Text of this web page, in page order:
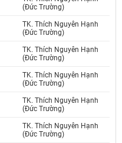
(Đức Trường)
TK. Thích Nguyên Hạnh
(Đức Trường)
TK. Thích Nguyên Hạnh
(Đức Trường)
TK. Thích Nguyên Hạnh
(Đức Trường)
TK. Thích Nguyên Hạnh
(Đức Trường)
TK. Thích Nguyên Hạnh
(Đức Trường)